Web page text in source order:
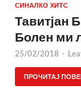
СИНАЛКО ХИТС
Тавитјан
Болен ми
25/02/2018 -
ПРОЧИТАЈ